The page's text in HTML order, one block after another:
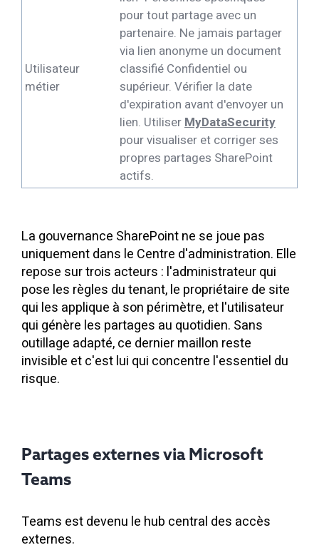
Utilisateur
métier
pour tout partage avec un
partenaire. Ne jamais partager
via lien anonyme un document
classifié Confidentiel ou
supérieur. Vérifier la date
d'expiration avant d'envoyer un
lien. UtiliserMyDataSecurity
pour visualiser et corriger ses
propres partages SharePoint
actifs.
La gouvernance SharePoint ne se joue pas
uniquement dans le Centre d'administration. Elle
repose sur trois acteurs : l'administrateur qui
pose les règles du tenant, le propriétaire de site
qui les applique à son périmètre, et l'utilisateur
qui génère les partages au quotidien. Sans
outillage adapté, ce dernier maillon reste
invisible et c'est lui qui concentre l'essentiel du
risque.
Partages externes via Microsoft
Teams
Teams est devenu le hub central des accès
externes.